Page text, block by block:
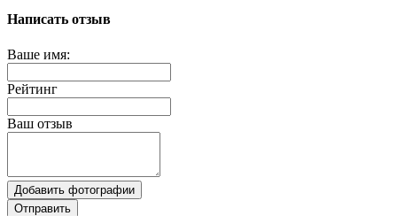
Написать отзыв
Ваше имя:
Рейтинг
Ваш отзыв
Добавить фотографии
Отправить